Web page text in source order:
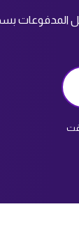
المدفوعات